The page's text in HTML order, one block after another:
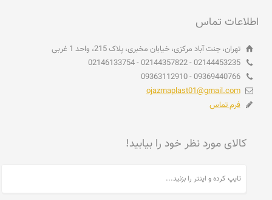
اطلاعات تماس
تهران، جنت آباد مرکزی، خیابان مخبری، پلاک 215، واحد 1 غربی
02144453235 - 02144357822 - 02146133754
09369440766 - 09363112910
ojazmaplast01@gmail.com
فرم تماس
کالای مورد نظر خود را بیابید!